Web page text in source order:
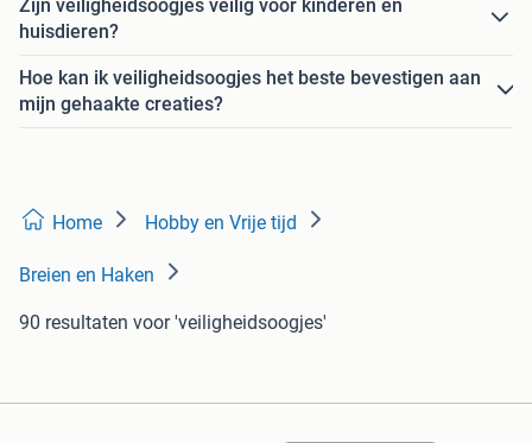
Zijn veiligheidsoogjes veilig voor kinderen en
huisdieren?
Hoe kan ik veiligheidsoogjes het beste bevestigen aan
mijn gehaakte creaties?
Home Hobby en Vrije tijd
Breien en Haken
90 resultaten voor 'veiligheidsoogjes'